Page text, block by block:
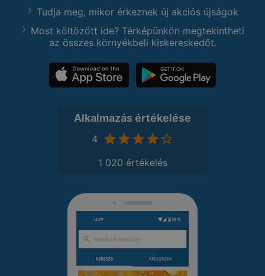
Tudja meg, mikor érkeznek új akciós újságok
Most költözött ide? Térképünkön megtekintheti
az összes környékbeli kiskereskedőt.
Alkalmazás értékelése
4
1 020 értékelés